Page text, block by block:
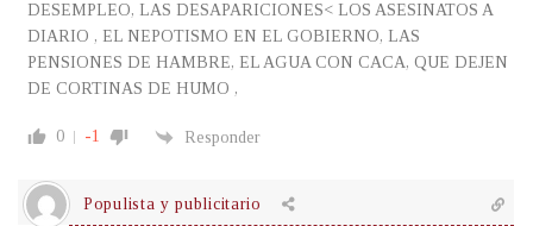
DESEMPLEO, LAS DESAPARICIONES< LOS ASESINATOS A
DIARIO , EL NEPOTISMO EN EL GOBIERNO, LAS
PENSIONES DE HAMBRE, EL AGUA CON CACA, QUE DEJEN
DE CORTINAS DE HUMO ,
0 -1 Responder
Populista y publicitario